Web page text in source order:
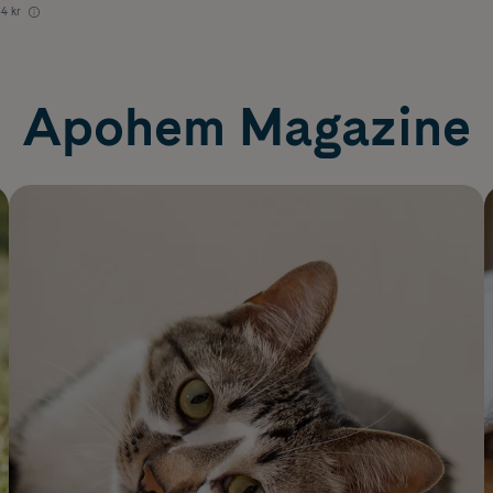
kr
Apohem Magazine